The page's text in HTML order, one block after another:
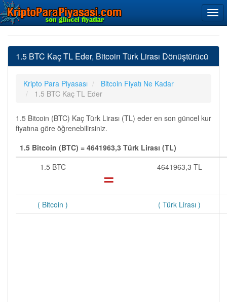
1.5 BTC Kaç TL Eder, Bitcoin Türk Lirası Dönüştürücü
Kripto Para Piyasası
Bitcoin Fiyatı Ne Kadar
1.5 BTC Kaç TL Eder
1.5 Bitcoin (BTC) Kaç Türk Lirası (TL) eder en son güncel kur
fiyatına göre öğrenebilirsiniz.
1.5 Bitcoin (BTC) = 4641963,3 Türk Lirası (TL)
1.5 BTC
= 4641963,3 TL
( Bitcoin ) ( Türk Lirası )